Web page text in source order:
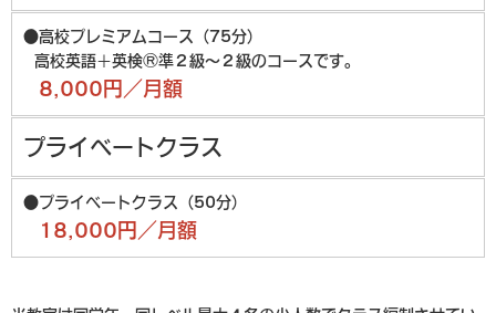
●⾼校プレミアムコース（75分）
⾼校英語＋英検Ⓡ準２級〜２級のコースです。
8,000円／⽉額
プライベートクラス
●プライベートクラス（50分）
18,000円／月額